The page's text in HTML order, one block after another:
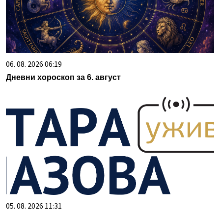
06. 08. 2026 06:19
Дневни хороскоп за 6. август
05. 08. 2026 11:31